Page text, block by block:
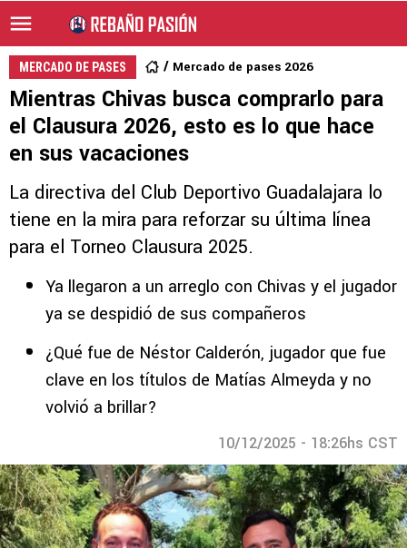
MERCADO DE PASES Mercado de pases 2026
Mientras Chivas busca comprarlo para
el Clausura 2026, esto es lo que hace
en sus vacaciones
La directiva del Club Deportivo Guadalajara lo
tiene en la mira para reforzar su última línea
para el Torneo Clausura 2025.
Ya llegaron a un arreglo con Chivas y el jugador
ya se despidió de sus compañeros
¿Qué fue de Néstor Calderón, jugador que fue
clave en los títulos de Matías Almeyda y no
volvió a brillar?
10/12/2025 - 18:26hs CST